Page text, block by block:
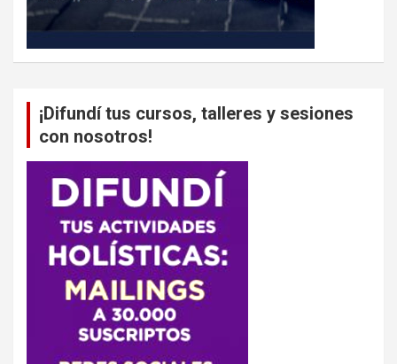
¡Difundí tus cursos, talleres y sesiones
con nosotros!